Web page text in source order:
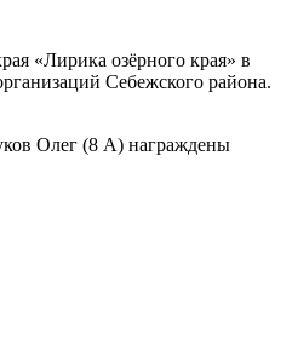
«Лирика озёрного края» в
Себежского района.
Олег (8 А) награждены